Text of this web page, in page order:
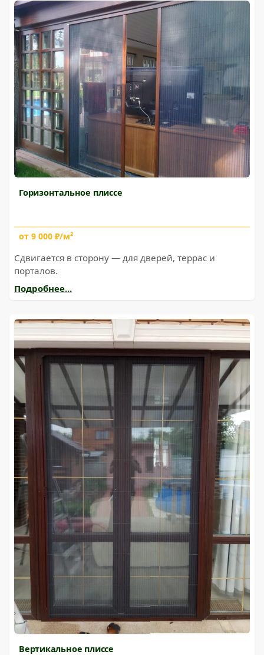
Горизонтальное плиссе
от 9 000 ₽/м²
Сдвигается в сторону — для дверей, террас и
порталов.
Подробнее...
Вертикальное плиссе